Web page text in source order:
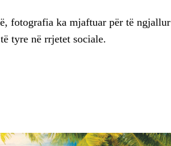
fotografia ka mjaftuar për të ngjallur
tyre në rrjetet sociale.